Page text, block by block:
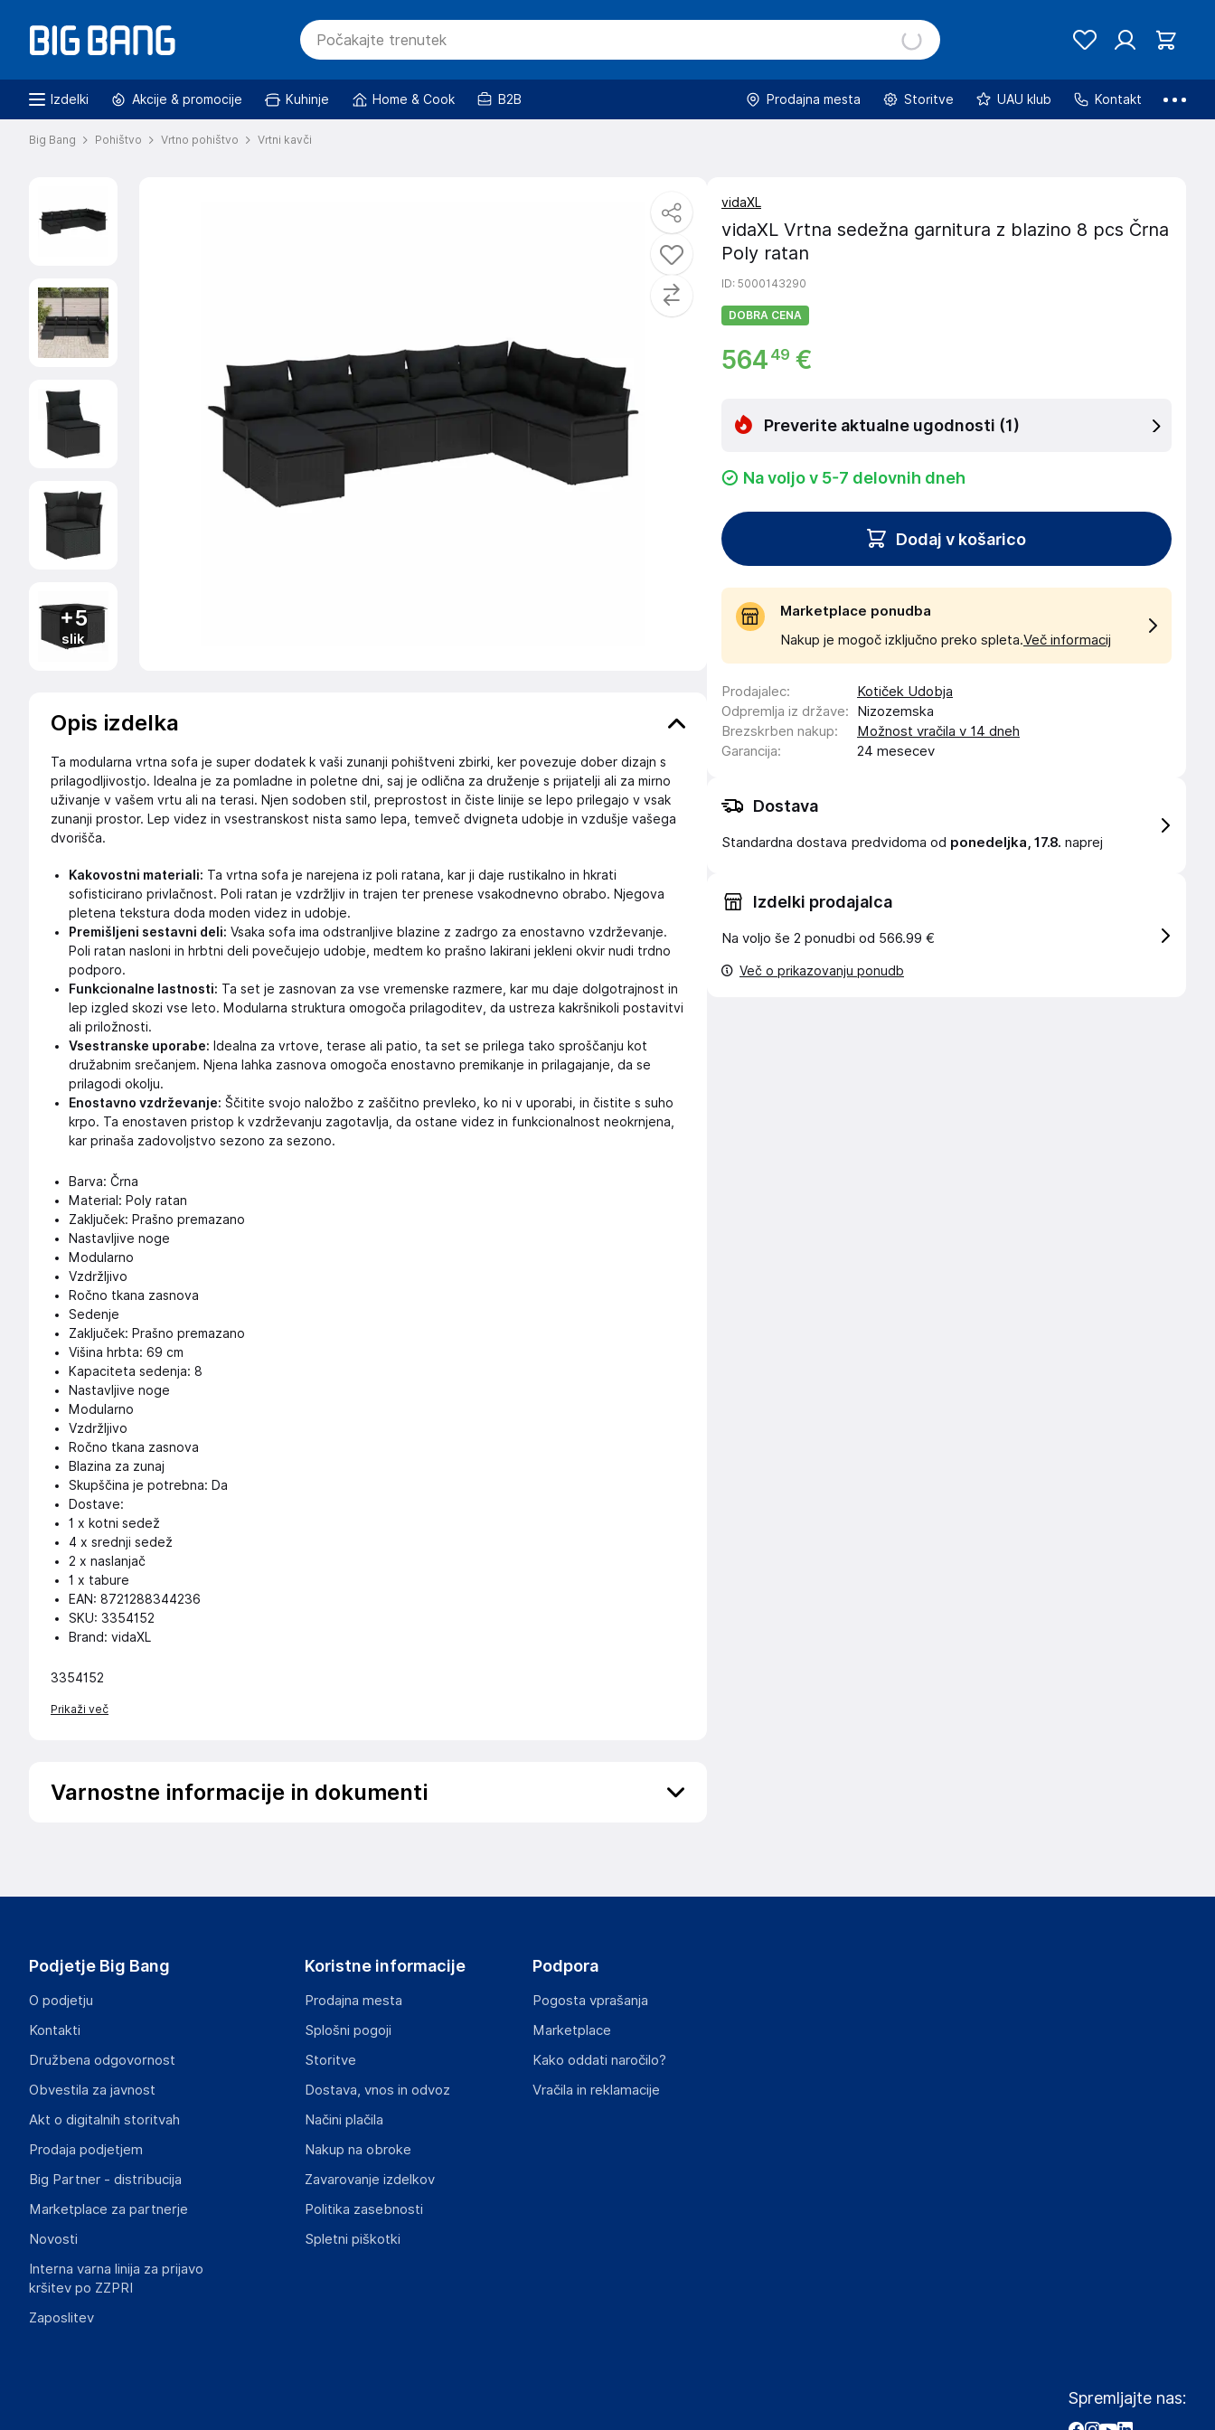
Izdelki Akcije & promocije Kuhinje Home & Cook B2B Prodajna mesta Storitve UAU klub Kontakt
Big Bang Pohištvo Vrtno pohištvo Vrtni kavči
+5
slik
Opis izdelka
Ta modularna vrtna sofa je super dodatek k vaši zunanji pohištveni zbirki, ker povezuje dober dizajn s
prilagodljivostjo. Idealna je za pomladne in poletne dni, saj je odlična za druženje s prijatelji ali za mirno
uživanje v vašem vrtu ali na terasi. Njen sodoben stil, preprostost in čiste linije se lepo prilegajo v vsak
zunanji prostor. Lep videz in vsestranskost nista samo lepa, temveč dvigneta udobje in vzdušje vašega
dvorišča.
Kakovostni materiali: Ta vrtna sofa je narejena iz poli ratana, kar ji daje rustikalno in hkrati
sofisticirano privlačnost. Poli ratan je vzdržljiv in trajen ter prenese vsakodnevno obrabo. Njegova
pletena tekstura doda moden videz in udobje.
Premišljeni sestavni deli: Vsaka sofa ima odstranljive blazine z zadrgo za enostavno vzdrževanje.
Poli ratan nasloni in hrbtni deli povečujejo udobje, medtem ko prašno lakirani jekleni okvir nudi trdno
podporo.
Funkcionalne lastnosti: Ta set je zasnovan za vse vremenske razmere, kar mu daje dolgotrajnost in
lep izgled skozi vse leto. Modularna struktura omogoča prilagoditev, da ustreza kakršnikoli postavitvi
ali priložnosti.
Vsestranske uporabe: Idealna za vrtove, terase ali patio, ta set se prilega tako sproščanju kot
družabnim srečanjem. Njena lahka zasnova omogoča enostavno premikanje in prilagajanje, da se
prilagodi okolju.
Enostavno vzdrževanje: Ščitite svojo naložbo z zaščitno prevleko, ko ni v uporabi, in čistite s suho
krpo. Ta enostaven pristop k vzdrževanju zagotavlja, da ostane videz in funkcionalnost neokrnjena,
kar prinaša zadovoljstvo sezono za sezono.
Barva: Črna
Material: Poly ratan
Zaključek: Prašno premazano
Nastavljive noge
Modularno
Vzdržljivo
Ročno tkana zasnova
Sedenje
Zaključek: Prašno premazano
Višina hrbta: 69 cm
Kapaciteta sedenja: 8
Nastavljive noge
Modularno
Vzdržljivo
Ročno tkana zasnova
Blazina za zunaj
Skupščina je potrebna: Da
Dostave:
1 x kotni sedež
4 x srednji sedež
2 x naslanjač
1 x tabure
EAN: 8721288344236
SKU: 3354152
Brand: vidaXL
3354152
Prikaži več
Varnostne informacije in dokumenti
https://www.vidaxl.nl/
Gospodarski subjekt s sedežem v EU, ki zagotavlja skladnost izdelka z zahtevanimi predpisi.
Mary Kingsleystraat 1, 5928 SK Venlo
The Netherlands
Slike o varnosti izdelka
Slike o varnosti izdelka vsebujejo opozorila na embalaži izdelka in lahko vključujejo ključne varnostne
vidaXL
vidaXL Vrtna sedežna garnitura z blazino 8 pcs Črna
Poly ratan
ID: 5000143290
DOBRA CENA
564 49 €
Preverite aktualne ugodnosti (1)
Na voljo v 5-7 delovnih dneh
Dodaj v košarico
Marketplace ponudba
Nakup je mogoč izključno preko spleta.Več informacij
Prodajalec:
Kotiček Udobja
Odpremlja iz države:
Nizozemska
Brezskrben nakup:
Možnost vračila v 14 dneh
Garancija: 24 mesecev
Dostava
Standardna dostava predvidoma od ponedeljka, 17.8. naprej
Izdelki prodajalca
Na voljo še 2 ponudbi od 566.99 €
Več o prikazovanju ponudb
Podjetje Big Bang
O podjetju
Kontakti
Družbena odgovornost
Obvestila za javnost
Akt o digitalnih storitvah
Prodaja podjetjem
Big Partner - distribucija
Marketplace za partnerje
Novosti
Interna varna linija za prijavo
kršitev po ZZPRI
Zaposlitev
Koristne informacije
Prodajna mesta
Splošni pogoji
Storitve
Dostava, vnos in odvoz
Načini plačila
Nakup na obroke
Zavarovanje izdelkov
Politika zasebnosti
Spletni piškotki
Podpora
Pogosta vprašanja
Marketplace
Kako oddati naročilo?
Vračila in reklamacije
Spremljajte nas: